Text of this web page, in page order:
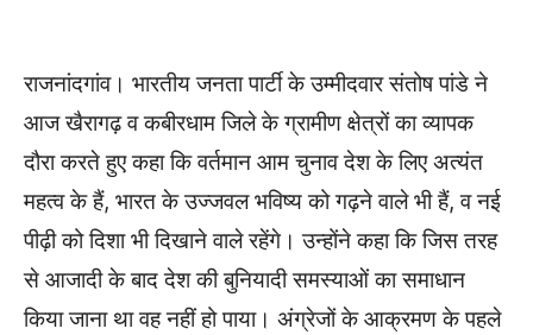
राजनांदगांव। भारतीय जनता पार्टी के उम्मीदवार संतोष पांडे ने
आज खैरागढ़ व कबीरधाम जिले के ग्रामीण क्षेत्रों का व्यापक
दौरा करते हुए कहा कि वर्तमान आम चुनाव देश के लिए अत्यंत
महत्व के हैं, भारत के उज्जवल भविष्य को गढ़ने वाले भी हैं, व नई
पीढ़ी को दिशा भी दिखाने वाले रहेंगे। उन्होंने कहा कि जिस तरह
से आजादी के बाद देश की बुनियादी समस्याओं का समाधान
किया जाना था वह नहीं हो पाया। अंग्रेजों के आक्रमण के पहले